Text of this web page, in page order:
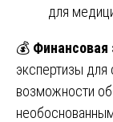
для
💰
экспертизы для
возможности